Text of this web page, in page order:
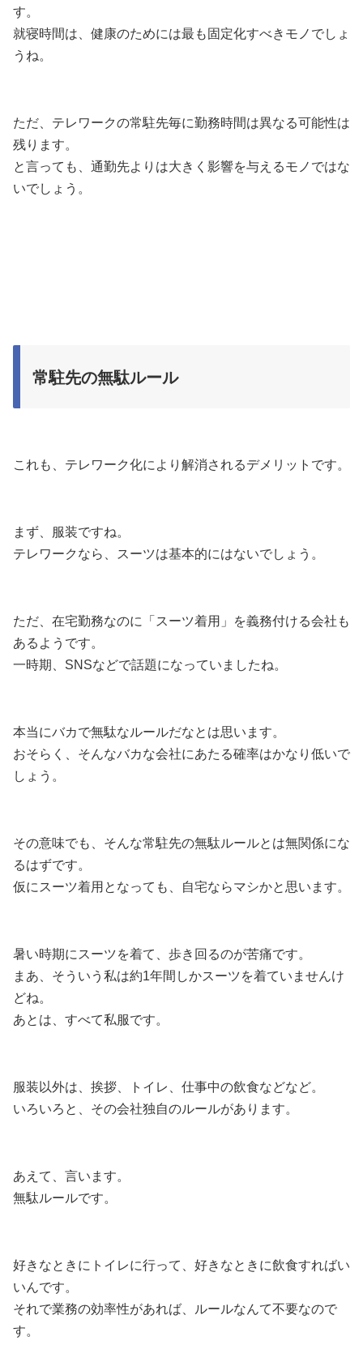
す。
就寝時間は、健康のためには最も固定化すべきモノでしょ
うね。
ただ、テレワークの常駐先毎に勤務時間は異なる可能性は
残ります。
と言っても、通勤先よりは大きく影響を与えるモノではな
いでしょう。
常駐先の無駄ルール
これも、テレワーク化により解消されるデメリットです。
まず、服装ですね。
テレワークなら、スーツは基本的にはないでしょう。
ただ、在宅勤務なのに「スーツ着用」を義務付ける会社も
あるようです。
一時期、SNSなどで話題になっていましたね。
本当にバカで無駄なルールだなとは思います。
おそらく、そんなバカな会社にあたる確率はかなり低いで
しょう。
その意味でも、そんな常駐先の無駄ルールとは無関係にな
るはずです。
仮にスーツ着用となっても、自宅ならマシかと思います。
暑い時期にスーツを着て、歩き回るのが苦痛です。
まあ、そういう私は約1年間しかスーツを着ていませんけ
どね。
あとは、すべて私服です。
服装以外は、挨拶、トイレ、仕事中の飲食などなど。
いろいろと、その会社独自のルールがあります。
あえて、言います。
無駄ルールです。
好きなときにトイレに行って、好きなときに飲食すればい
いんです。
それで業務の効率性があれば、ルールなんて不要なので
す。